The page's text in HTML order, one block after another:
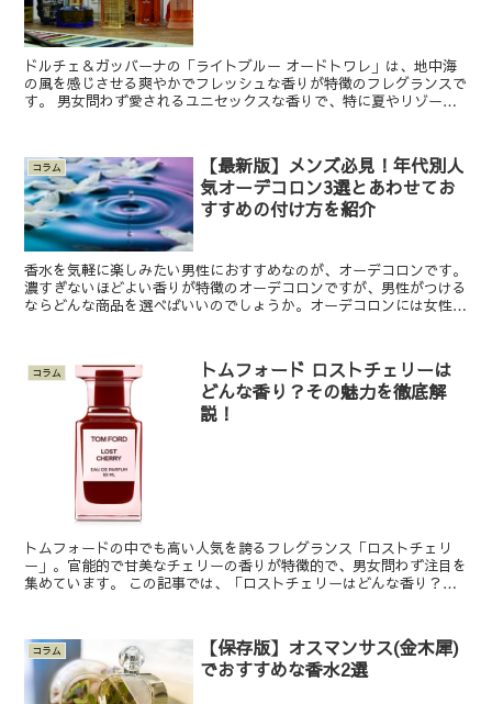
ドルチェ＆ガッバーナの「ライトブルー オードトワレ」は、地中海
の風を感じさせる爽やかでフレッシュな香りが特徴のフレグランスで
す。 男女問わず愛されるユニセックスな香りで、特に夏やリゾート
コラム
【最新版】メンズ必見！年代別人
気オーデコロン3選とあわせてお
すすめの付け方を紹介
香水を気軽に楽しみたい男性におすすめなのが、オーデコロンです。
濃すぎないほどよい香りが特徴のオーデコロンですが、男性がつける
ならどんな商品を選べばいいのでしょうか。オーデコロンには女性向
コラム
トムフォード ロストチェリーは
どんな香り？その魅力を徹底解
説！
トムフォードの中でも高い人気を誇るフレグランス「ロストチェリ
ー」。官能的で甘美なチェリーの香りが特徴的で、男女問わず注目を
集めています。 この記事では、「ロストチェリーはどんな香り？」
コラム
【保存版】オスマンサス(金木犀)
でおすすめな香水2選